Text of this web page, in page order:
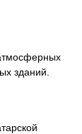
зданий.